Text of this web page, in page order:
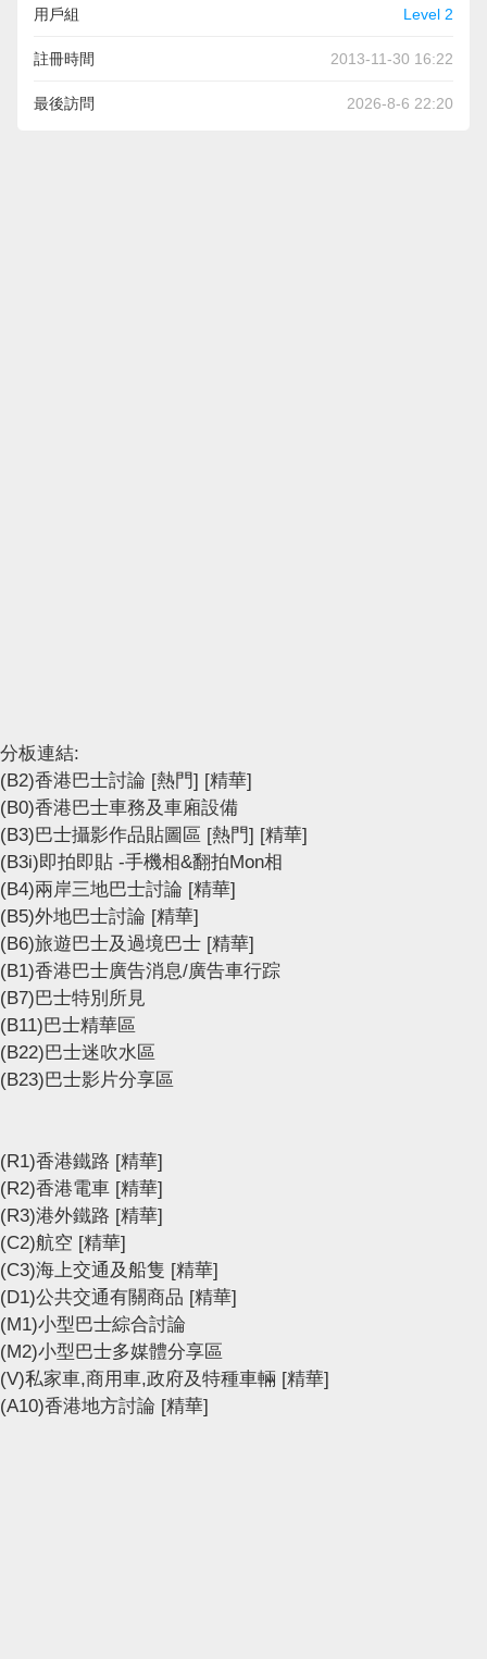
用戶組 Level 2
註冊時間 2013-11-30 16:22
最後訪問 2026-8-6 22:20
分板連結:
(B2)香港巴士討論 [熱門] [精華]
(B0)香港巴士車務及車廂設備
(B3)巴士攝影作品貼圖區 [熱門] [精華]
(B3i)即拍即貼 -手機相&翻拍Mon相
(B4)兩岸三地巴士討論 [精華]
(B5)外地巴士討論 [精華]
(B6)旅遊巴士及過境巴士 [精華]
(B1)香港巴士廣告消息/廣告車行踪
(B7)巴士特別所見
(B11)巴士精華區
(B22)巴士迷吹水區
(B23)巴士影片分享區
(R1)香港鐵路 [精華]
(R2)香港電車 [精華]
(R3)港外鐵路 [精華]
(C2)航空 [精華]
(C3)海上交通及船隻 [精華]
(D1)公共交通有關商品 [精華]
(M1)小型巴士綜合討論
(M2)小型巴士多媒體分享區
(V)私家車,商用車,政府及特種車輛 [精華]
(A10)香港地方討論 [精華]